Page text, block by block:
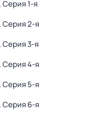
. Серия 1-я
. Серия 2-я
. Серия 3-я
. Серия 4-я
. Серия 5-я
. Серия 6-я